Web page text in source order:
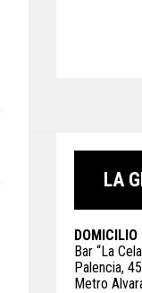
LA
Bar “La
Palencia, 45
Metro